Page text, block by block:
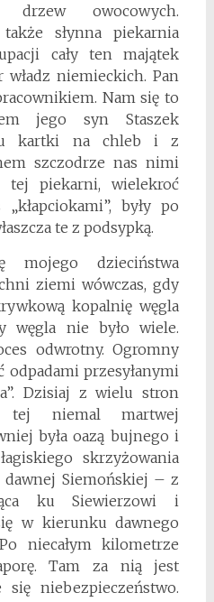
drzew owocowych.
słynna piekarnia
cały ten majątek
władz niemieckich. Pan
Nam się to
jego syn Staszek
kartki na chleb i z
szczodrze nas nimi
tej piekarni, wielekroć
były po
te z podsypką.
mojego dzieciństwa
ziemi wówczas, gdy
kopalnię węgla
węgla nie było wiele.
odwrotny. Ogromny
odpadami przesyłanymi
Dzisiaj z wielu stron
tej niemal martwej
była oazą bujnego i
skrzyżowania
Siemońskiej – z
ku Siewierzowi i
w kierunku dawnego
niecałym kilometrze
Tam za nią jest
niebezpieczeństwo.